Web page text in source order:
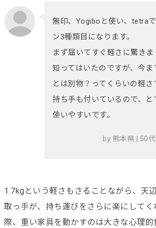
無印、Yogiboと使い、tetra
ン3種類目になります。
まず届いてすぐ軽さに驚き
知ってはいたのですが、今ま
とは別物？ってくらいの軽さ
持ち手も付いているので、と
使いやすいです。
by 熊本県 | 50
1.7kgという軽さもさることながら、天
取っ手が、持ち運びをさらに楽にしてく
際、重い家具を動かすのは大きな心理